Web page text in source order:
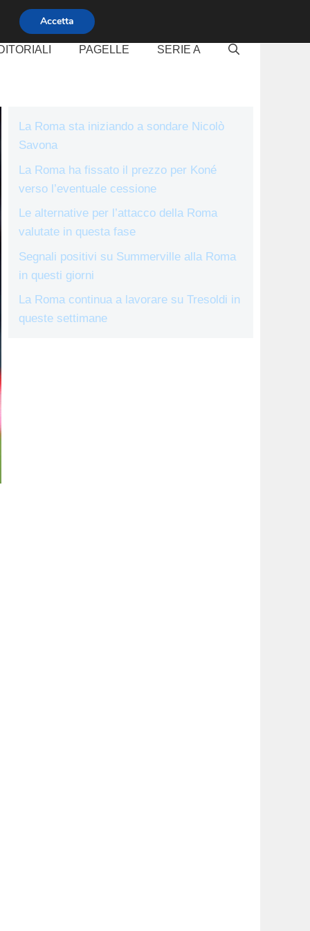
PAGELLE SERIE A
La Roma sta iniziando a sondare Nicolò
Savona
La Roma ha fissato il prezzo per Koné
verso l’eventuale cessione
Le alternative per l’attacco della Roma
valutate in questa fase
Segnali positivi su Summerville alla Roma
in questi giorni
La Roma continua a lavorare su Tresoldi in
queste settimane
Accetta